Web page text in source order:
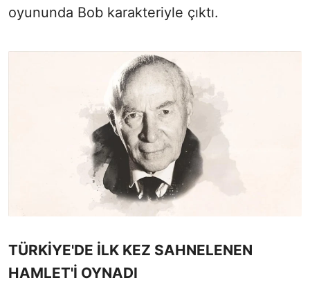
oyununda Bob karakteriyle çıktı.
TÜRKİYE'DE İLK KEZ SAHNELENEN
HAMLET'İ OYNADI